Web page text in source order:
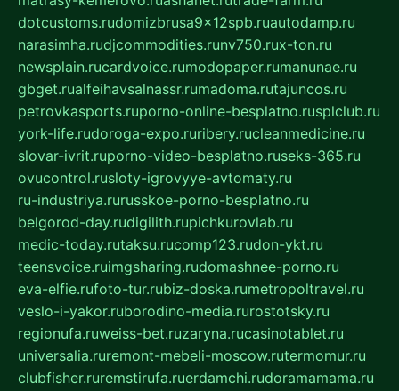
dotcustoms.rudomizbrusa9x12spb.ruautodamp.ru
narasimha.rudjcommodities.runv750.rux-ton.ru
newsplain.rucardvoice.rumodopaper.rumanunae.ru
gbget.rualfeihavsalnassr.rumadoma.rutajuncos.ru
petrovkasports.ruporno-online-besplatno.rusplclub.ru
york-life.rudoroga-expo.ruribery.rucleanmedicine.ru
slovar-ivrit.ruporno-video-besplatno.ruseks-365.ru
ovucontrol.rusloty-igrovyye-avtomaty.ru
ru-industriya.rurusskoe-porno-besplatno.ru
belgorod-day.rudigilith.rupichkurovlab.ru
medic-today.rutaksu.rucomp123.rudon-ykt.ru
teensvoice.ruimgsharing.rudomashnee-porno.ru
eva-elfie.rufoto-tur.rubiz-doska.rumetropoltravel.ru
veslo-i-yakor.ruborodino-media.rurostotsky.ru
regionufa.ruweiss-bet.ruzaryna.rucasinotablet.ru
universalia.ruremont-mebeli-moscow.rutermomur.ru
clubfisher.ruremstirufa.ruerdamchi.rudoramamama.ru